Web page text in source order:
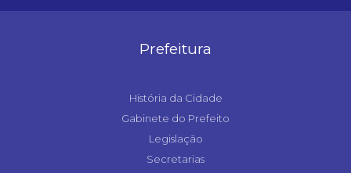
Prefeitura
História da Cidade
Gabinete do Prefeito
Legislação
Secretarias